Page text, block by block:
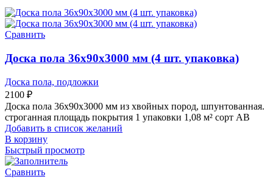
Сравнить
Доска пола 36х90х3000 мм (4 шт. упаковка)
Доска пола, подложки
2100 ₽
Доска пола 36х90х3000 мм из хвойных пород, шпунтованная.
строганная площадь покрытия 1 упаковки 1,08 м² сорт АВ
Добавить в список желаний
В корзину
Быстрый просмотр
Сравнить